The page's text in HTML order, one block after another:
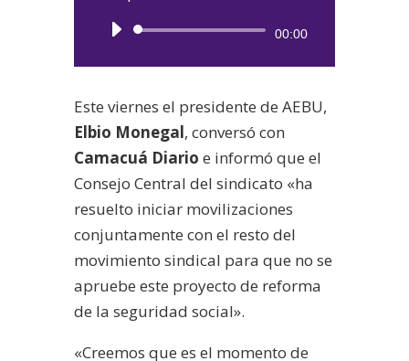
Reproductor
00:00
Este viernes el presidente de AEBU,
Elbio Monegal, conversó con
Camacuá Diario e informó que el
Consejo Central del sindicato «ha
resuelto iniciar movilizaciones
conjuntamente con el resto del
movimiento sindical para que no se
apruebe este proyecto de reforma
de la seguridad social».
«Creemos que es el momento de